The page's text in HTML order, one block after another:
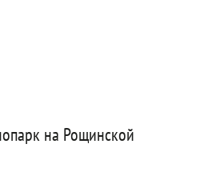
на Рощинской